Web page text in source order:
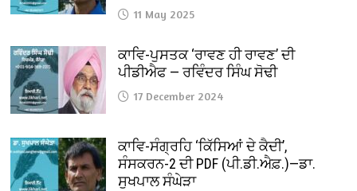
11 May 2025
ਕਾਵਿ-ਪੁਸਤਕ ‘ਰਾਵਣ ਹੀ ਰਾਵਣ’ ਦੀ
ਪੀਡੀਐਫ — ਰਵਿੰਦਰ ਸਿੰਘ ਸੋਢੀ
17 December 2024
ਕਾਵਿ-ਸੰਗ੍ਰਹਿ ‘ਕਿੱਸਿਆਂ ਦੇ ਕੈਦੀ’,
ਸੰਸਕਰਨ-2 ਦੀ PDF (ਪੀ.ਡੀ.ਐਫ਼.)—ਡਾ.
ਸੁਖਪਾਲ ਸੰਘੇੜਾ